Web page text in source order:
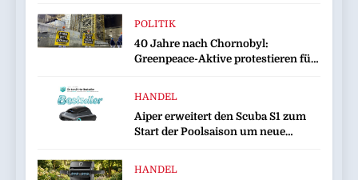
POLITIK
40 Jahre nach Chornobyl:
Greenpeace-Aktive protestieren für
Folgen des russischen
Drohnenangriffs
HANDEL
Aiper erweitert den Scuba S1 zum
Start der Poolsaison um neue
HANDEL